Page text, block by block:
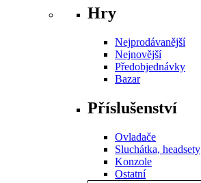
Hry
Nejprodávanější
Nejnovější
Předobjednávky
Bazar
Příslušenství
Ovladače
Sluchátka, headsety
Konzole
Ostatní